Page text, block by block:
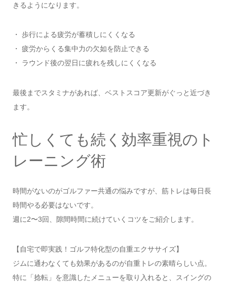
きるようになります。
・ 歩行による疲労が蓄積しにくくなる
・ 疲労からくる集中力の欠如を防止できる
・ ラウンド後の翌日に疲れを残しにくくなる
最後までスタミナがあれば、ベストスコア更新がぐっと近づき
ます。
忙しくても続く効率重視のト
レーニング術
時間がないのがゴルファー共通の悩みですが、筋トレは毎日長
時間やる必要はないです。
週に2〜3回、隙間時間に続けていくコツをご紹介します。
【自宅で即実践！ゴルフ特化型の自重エクササイズ】
ジムに通わなくても効果があるのが自重トレの素晴らしい点。
特に「捻転」を意識したメニューを取り入れると、スイングの